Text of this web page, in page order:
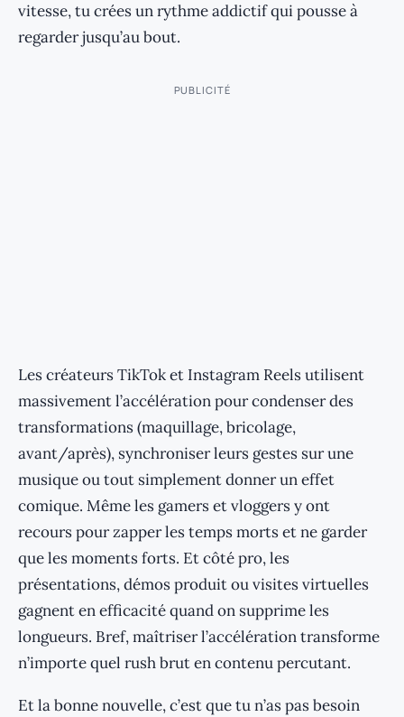
vitesse, tu crées un rythme addictif qui pousse à
regarder jusqu’au bout.
PUBLICITÉ
Les créateurs TikTok et Instagram Reels utilisent
massivement l’accélération pour condenser des
transformations (maquillage, bricolage,
avant/après), synchroniser leurs gestes sur une
musique ou tout simplement donner un effet
comique. Même les gamers et vloggers y ont
recours pour zapper les temps morts et ne garder
que les moments forts. Et côté pro, les
présentations, démos produit ou visites virtuelles
gagnent en efficacité quand on supprime les
longueurs. Bref, maîtriser l’accélération transforme
n’importe quel rush brut en contenu percutant.
Et la bonne nouvelle, c’est que tu n’as pas besoin